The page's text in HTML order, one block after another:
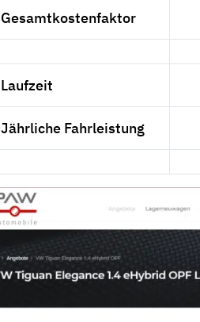
Gesamtkostenfaktor
Laufzeit
Jährliche Fahrleistung